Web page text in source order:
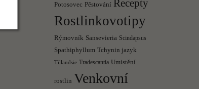
Potosovec Pěstování Recepty
Rostlinkovotipy
Rýmovník Sansevieria Scindapsus
Spathiphyllum Tchynin jazyk
Tillandsie Tradescantia Umistění
rostlin Venkovní